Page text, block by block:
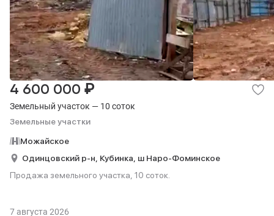
Земельный участок — 10 соток
Земельные участки
4 600 000 ₽
Можайское
Одинцовский р-н, Кубинка, ш Наро-Фоминское
Продажа земельного участка, 10 соток.
7 августа 2026